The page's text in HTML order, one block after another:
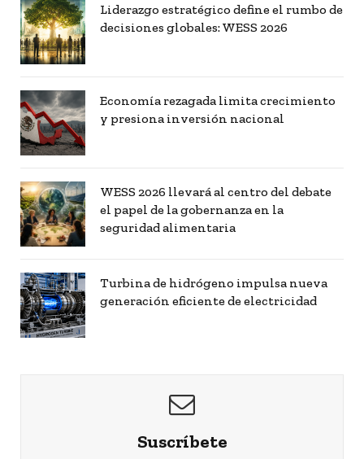
Liderazgo estratégico define el rumbo de
decisiones globales: WESS 2026
Economía rezagada limita crecimiento
y presiona inversión nacional
WESS 2026 llevará al centro del debate
el papel de la gobernanza en la
seguridad alimentaria
Turbina de hidrógeno impulsa nueva
generación eficiente de electricidad
Suscríbete